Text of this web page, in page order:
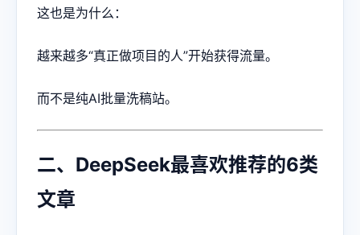
这也是为什么：
越来越多“真正做项目的人”开始获得流量。
而不是纯AI批量洗稿站。
二、DeepSeek最喜欢推荐的6类
文章